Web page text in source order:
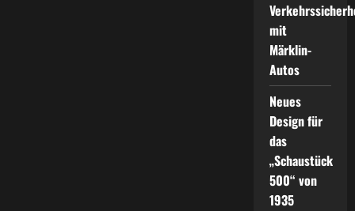
mit
Märklin-
Autos
Neues
Design für
das
„Schaustück
500“ von
1935